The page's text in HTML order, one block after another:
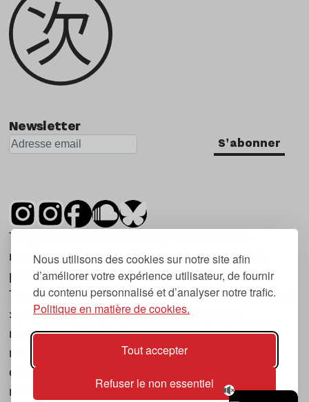
Nous utilisons des cookies sur notre site afin
d’améliorer votre expérience utilisateur, de fournir
du contenu personnalisé et d’analyser notre trafic.
Politique en matière de cookies.
Tout accepter
Refuser le non essentiel
Newsletter
S'abonner
Tsugi est un mensuel indépendant sur la
musique et les nouvelles tendances, dont la
première parution date de 2007.
Tsugi en japonais signifie « prochain », « suivant
», ce qui correspond à la thématique du
magazine, à l’affût des nouvelles tendances
musicales, qu’elles viennent de la musique
électronique, du rock ou du hip hop, et des
nouveaux phénomènes de société liés à la